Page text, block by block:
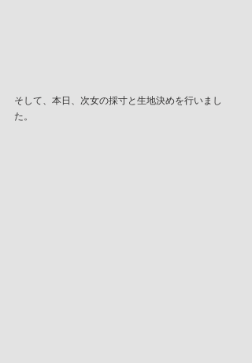
そして、本日、次女の採寸と生地決めを行いまし
た。